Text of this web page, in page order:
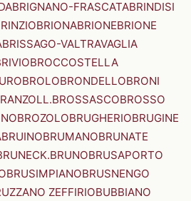
BRIGNANO-FRASCATABRINDISI
BRIONABRIONEBRIONE
BRISSAGO-VALTRAVAGLIA
BROCCOSTELLA
BROLOBRONDELLOBRONI
BROSSASCOBROSSO
BROZOLOBRUGHERIOBRUGINE
BRUINOBRUMANOBRUNATE
BRUNOBRUSAPORTO
BRUSIMPIANOBRUSNENGO
ZEFFIRIOBUBBIANO